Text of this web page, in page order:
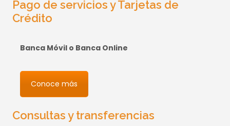
Pago de servicios y Tarjetas de
Crédito
Banca Móvil o Banca Online
Conoce más
Consultas y transferencias